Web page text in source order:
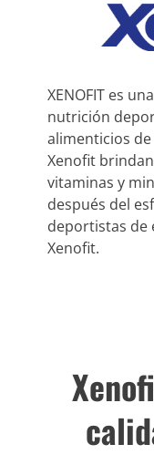
XENOFIT es
nutrición
alimenticios
Xenofit
vitaminas y
después del
deportistas de
Xenofit.